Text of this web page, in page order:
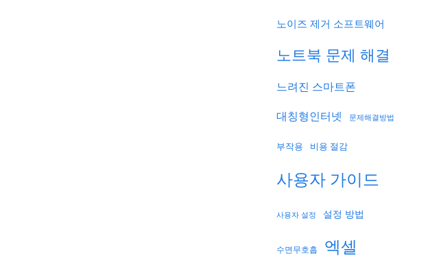
노이즈 제거 소프트웨어
노트북 문제 해결
느려진 스마트폰
대칭형인터넷
문제해결방법
부작용 비용 절감
사용자 가이드
사용자 설정 설정 방법
수면무호흡 엑셀